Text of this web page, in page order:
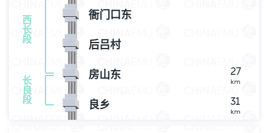
西
长
段
衙门口东
后吕村
长
良
段
27
km
房山东
31
km
良乡